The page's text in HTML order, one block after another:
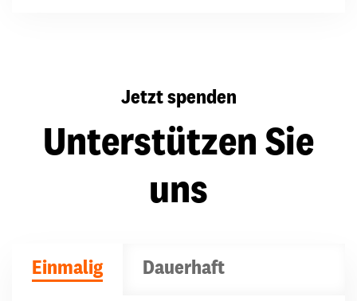
Jetzt spenden
Unterstützen Sie
uns
Einmalig Dauerhaft